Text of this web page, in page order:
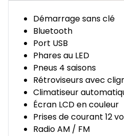
Démarrage sans clé
Bluetooth
Port USB
Phares au LED
Pneus 4 saisons
Rétroviseurs avec
Climatiseur
Écran LCD en couleur
Prises de courant 12
Radio AM / FM